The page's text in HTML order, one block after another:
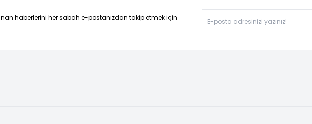
haberlerini her sabah e-postanızdan takip etmek için